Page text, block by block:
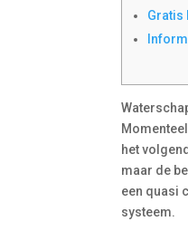
Gratis
Momenteel
het
maar de
een quasi
systeem.